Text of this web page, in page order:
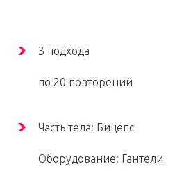
3 подхода
по 20 повторений
Часть тела: Бицепс
Оборудование: Гантели